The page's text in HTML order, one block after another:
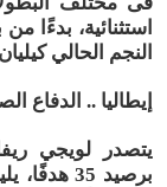
استثنائية، بدءًا
النجم الحالي
إيطاليا .. الدفاع
يتصدر لويجي